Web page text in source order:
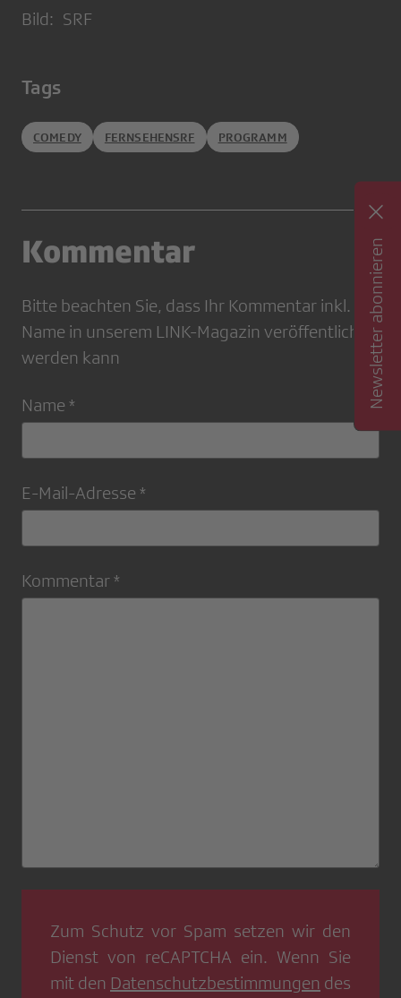
Bild: SRF
Tags
COMEDY FERNSEHENSRF PROGRAMM
Kommentar
Bitte beachten Sie, dass Ihr Kommentar inkl.
Name in unserem LINK-Magazin veröffentlicht
werden kann
Name *
E-Mail-Adresse *
Kommentar *
Zum Schutz vor Spam setzen wir den
Dienst von reCAPTCHA ein. Wenn Sie
mit den Datenschutzbestimmungen des
Newsletter abonnieren